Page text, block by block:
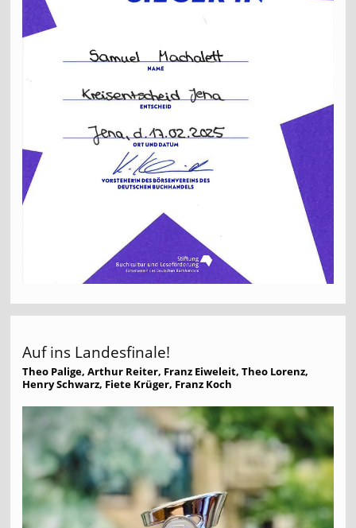
Auf ins Landesfinale!
Theo Palige, Arthur Reiter, Franz Eiweleit, Theo Lorenz,
Henry Schwarz, Fiete Krüger, Franz Koch